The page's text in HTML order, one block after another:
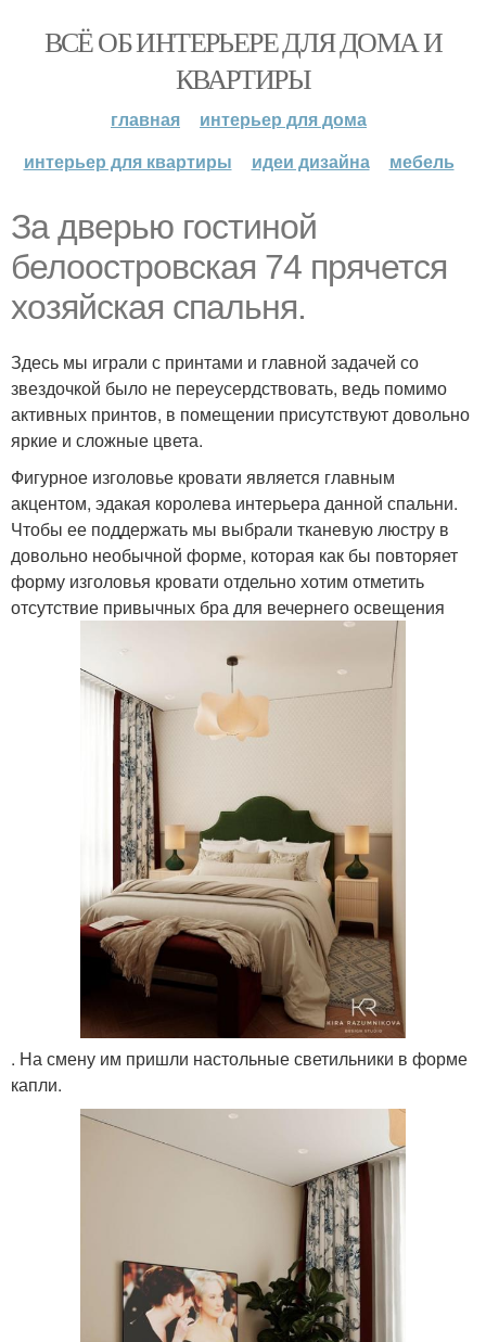
ВСЁ ОБ ИНТЕРЬЕРЕ ДЛЯ ДОМА И
КВАРТИРЫ
главная
интерьер для дома
интерьер для квартиры
идеи дизайна мебель
За дверью гостиной
белоостровская 74 прячется
хозяйская спальня.
Здесь мы играли с принтами и главной задачей со
звездочкой было не переусердствовать, ведь помимо
активных принтов, в помещении присутствуют довольно
яркие и сложные цвета.
Фигурное изголовье кровати является главным
акцентом, эдакая королева интерьера данной спальни.
Чтобы ее поддержать мы выбрали тканевую люстру в
довольно необычной форме, которая как бы повторяет
форму изголовья кровати отдельно хотим отметить
отсутствие привычных бра для вечернего освещения
. На смену им пришли настольные светильники в форме
капли.